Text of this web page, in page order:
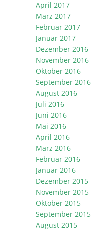
April 2017
März 2017
Februar 2017
Januar 2017
Dezember 2016
November 2016
Oktober 2016
September 2016
August 2016
Juli 2016
Juni 2016
Mai 2016
April 2016
März 2016
Februar 2016
Januar 2016
Dezember 2015
November 2015
Oktober 2015
September 2015
August 2015